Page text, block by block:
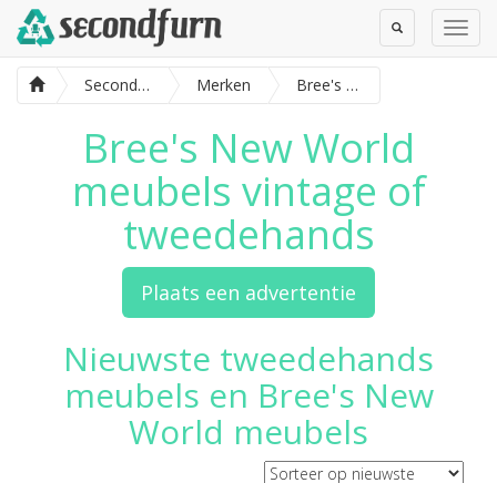
Toggle
Search
SecondFurn Merken Bree's New World meubels
Bree's New World
meubels vintage of
tweedehands
Plaats een advertentie
Nieuwste tweedehands
meubels en Bree's New
World meubels